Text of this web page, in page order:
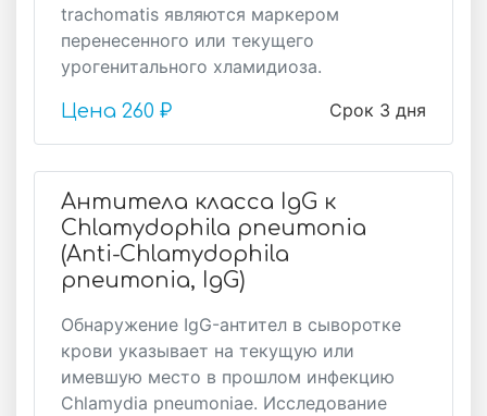
trachomatis являются маркером
перенесенного или текущего
урогенитального хламидиоза.
Срок 3 дня
Цена 260 ₽
Антитела класса IgG к
Chlamydophila pneumonia
(Anti-Chlamydophila
pneumonia, IgG)
Обнаружение IgG-антител в сыворотке
крови указывает на текущую или
имевшую место в прошлом инфекцию
Chlamydia pneumoniae. Исследование